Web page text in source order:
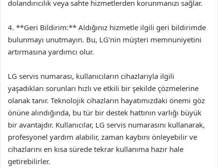
dolandırıcılık veya sahte hizmetlerden korunmanızı sağlar.
4. **Geri Bildirim:** Aldığınız hizmetle ilgili geri bildirimde
bulunmayı unutmayın. Bu, LG’nin müşteri memnuniyetini
artırmasına yardımcı olur.
LG servis numarası, kullanıcıların cihazlarıyla ilgili
yaşadıkları sorunları hızlı ve etkili bir şekilde çözmelerine
olanak tanır. Teknolojik cihazların hayatımızdaki önemi göz
önüne alındığında, bu tür bir destek hattının varlığı büyük
bir avantajdır. Kullanıcılar, LG servis numarasını kullanarak,
profesyonel yardım alabilir, zaman kaybını önleyebilir ve
cihazlarını en kısa sürede tekrar kullanıma hazır hale
getirebilirler.